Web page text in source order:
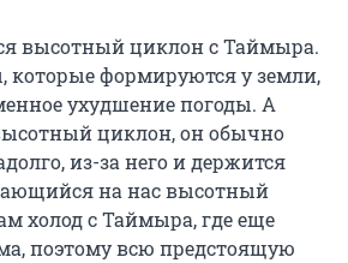
высотный циклон с Таймыра.
формируются у земли,
ухудшение погоды. А
циклон, он обычно
из-за него и держится
на нас высотный
холод с Таймыра, где еще
поэтому всю предстоящую